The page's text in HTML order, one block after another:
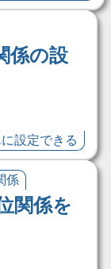
係の設
設定できる
係
関係を